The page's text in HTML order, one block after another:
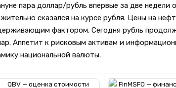
пара доллар/рубль впервые за две
сказался на курсе рубля. Цены на
фактором. Сегодня рубль
Аппетит к рисковым активам и
национальной валюты.